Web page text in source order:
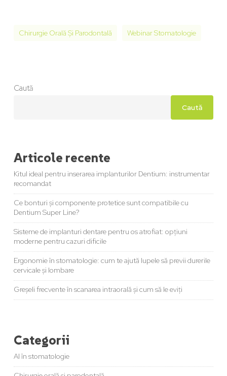
Chirurgie Orală Și Parodontală Webinar Stomatologie
Caută
Caută
Articole recente
Kitul ideal pentru inserarea implanturilor Dentium: instrumentar
recomandat
Ce bonturi și componente protetice sunt compatibile cu
Dentium Super Line?
Sisteme de implanturi dentare pentru os atrofiat: opțiuni
moderne pentru cazuri dificile
Ergonomie în stomatologie: cum te ajută lupele să previi durerile
cervicale și lombare
Greșeli frecvente în scanarea intraorală și cum să le eviți
Categorii
AI în stomatologie